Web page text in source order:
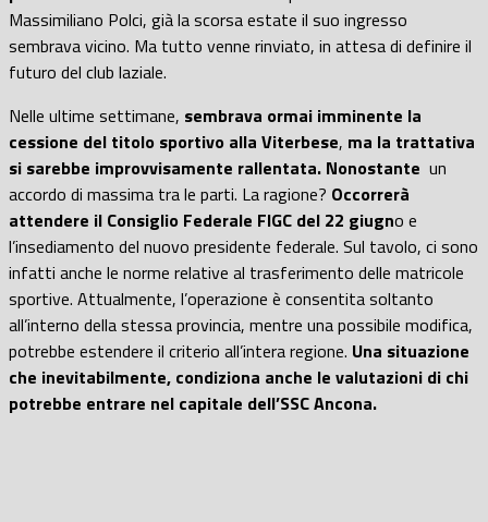
Massimiliano Polci, già la scorsa estate il suo ingresso
sembrava vicino. Ma tutto venne rinviato, in attesa di definire il
futuro del club laziale.
Nelle ultime settimane, sembrava ormai imminente la
cessione del titolo sportivo alla Viterbese, ma la trattativa
si sarebbe improvvisamente rallentata. Nonostante un
accordo di massima tra le parti. La ragione? Occorrerà
attendere il Consiglio Federale FIGC del 22 giugno e
l’insediamento del nuovo presidente federale. Sul tavolo, ci sono
infatti anche le norme relative al trasferimento delle matricole
sportive. Attualmente, l’operazione è consentita soltanto
all’interno della stessa provincia, mentre una possibile modifica,
potrebbe estendere il criterio all’intera regione. Una situazione
che inevitabilmente, condiziona anche le valutazioni di chi
potrebbe entrare nel capitale dell’SSC Ancona.